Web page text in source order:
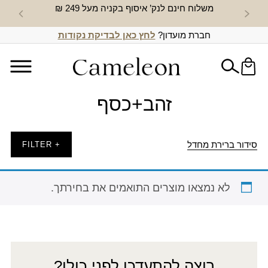
משלוח חינם לנק’ איסוף בקניה מעל 249 ₪ חדש
חברת מועדון? לחץ כאן לבדיקת נקודות
זהב+כסף
סידור ברירת מחדל + FILTER
לא נמצאו מוצרים התואמים את בחירתך.